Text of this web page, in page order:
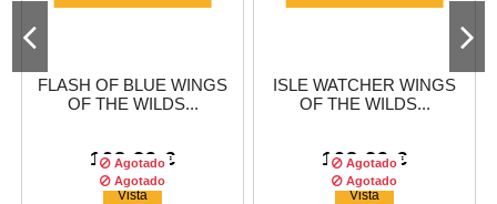
FLASH OF BLUE WINGS
OF THE WILDS...
108,29 €
Agotado
Vista
ISLE WATCHER WINGS
OF THE WILDS...
108,29 €
Agotado
Vista
Agotado Agotado